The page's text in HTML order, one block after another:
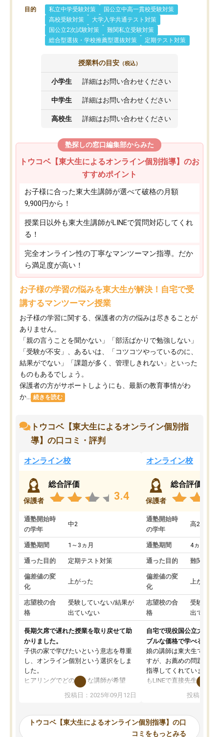
目的 私立中学受験対策
国公立中高一貫校受験対策
高校受験対策
大学入学共通テスト対策
国公立2次試験対策
難関私立受験対策
総合型選抜・学校推薦型選抜対策
定期テスト対策
授業料の目安 （税込）
小学生 詳細はお問い合わせください
中学生 詳細はお問い合わせください
高校生 詳細はお問い合わせください
塾探しの窓口編集部からみた
トウコベ【東大生によるオンライン個別指導】のお
すすめポイント
お子様に合った東大生講師が選べて破格の月額
9,900円から！
授業日以外も東大生講師がLINEで質問対応してくれ
る！
完全オンライン性の丁寧なマンツーマン指導。だか
ら満足度が高い！
お子様の学習の悩みを東大生が解決！自宅で受
講するマンツーマン授業
お子様の学習に関する、保護者の方の悩みは尽きることが
ありません。
「親の言うことを聞かない」「部活ばかりで勉強しない」
「受験が不安」、あるいは、「コツコツやっているのに、
結果がでない」「課題が多く、管理しきれない」といった
ものもあるでしょう。
保護者の方がサポートしようにも、最新の教育事情がわ
か...
続きを読む
トウコベ【東大生によるオンライン個別指
導】の口コミ・評判
オンライン校
保護者
総合評価
3.4
通塾開始時
の学年
中2
通塾期間 1～3ヵ月
通った目的 定期テスト対策
偏差値の変
化
上がった
志望校の合
格
受験していない/結果が
出ていない
長期欠席で遅れた授業を取り戻せて助
かりました。
子供の家で学びたいという意志を尊重
し、オンライン個別という選択をしま
した。
ヒアリングでどのような講師が希望
か、オプションは付帯するかなど選ぶ
事が出来ました。
ーティングを行い、その講師で良いか
投稿日：2025年09月12日
オンライン校
保護者
総合評価
通塾開始時
の学年
高2
通塾期間 4ヵ月～1
通った目的 難関私立
偏差値の変
化
上がった
志望校の合
格
受験して
出ていな
自宅で現役国公立大学生
ブルな価格で学べる
娘の講師は東大生では無
すが、お薦めの問題集や
指導してくれています。
もLINEで直接先生に質問
めれるので、個人に合
いなのがあり(有料)、受
ことをどんなスケジュー
投稿日：
トウコベ【東大生によるオンライン個別指導】の口
コミをもっとみる